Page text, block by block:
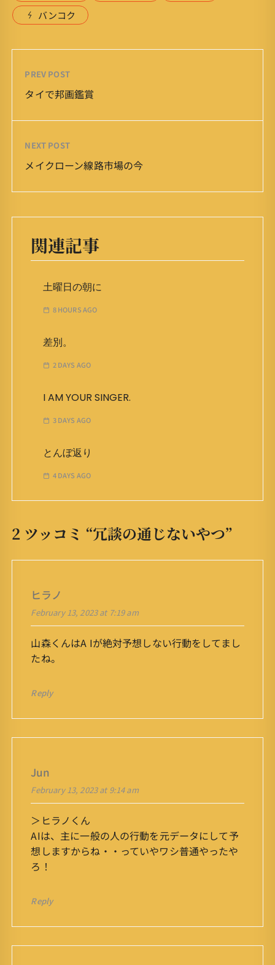
バンコク
PREV POST
タイで邦画鑑賞
NEXT POST
メイクローン線路市場の今
関連記事
土曜日の朝に
8 HOURS AGO
差別。
2 DAYS AGO
I AM YOUR SINGER.
3 DAYS AGO
とんぼ返り
4 DAYS AGO
2 ツッコミ “冗談の通じないやつ”
ヒラノ
February 13, 2023 at 7:19 am
山森くんはA Iが絶対予想しない行動をしてまし
たね。
Reply
Jun
February 13, 2023 at 9:14 am
＞ヒラノくん
AIは、主に一般の人の行動を元データにして予
想しますからね・・っていやワシ普通やったや
ろ！
Reply